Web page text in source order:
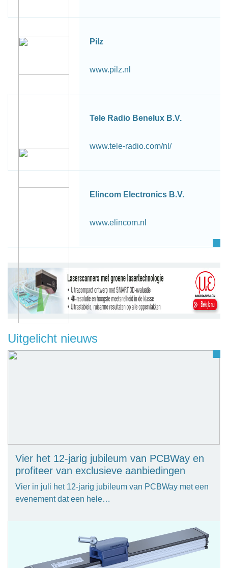
Pilz
www.pilz.nl
Tele Radio Benelux B.V.
www.tele-radio.com/nl/
Elincom Electronics B.V.
www.elincom.nl
Uitgelicht nieuws
Vier het 12-jarig jubileum van PCBWay en
profiteer van exclusieve aanbiedingen
Vier in juli het 12-jarig jubileum van PCBWay met een
evenement dat een hele…